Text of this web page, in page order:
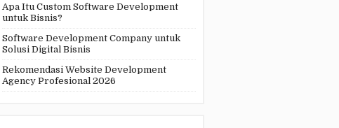
Apa Itu Custom Software Development
untuk Bisnis?
Software Development Company untuk
Solusi Digital Bisnis
Rekomendasi Website Development
Agency Profesional 2026